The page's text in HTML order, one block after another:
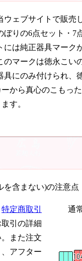
ウェブサイトで販売
ぼりの6点セット・7
には純正器具マーク
のマークは徳永こい
具にのみ付けられ、
から真心のこもっ
す。
を含まない)の注意点
通
特定商取引
取引の詳細
また注文
アフター